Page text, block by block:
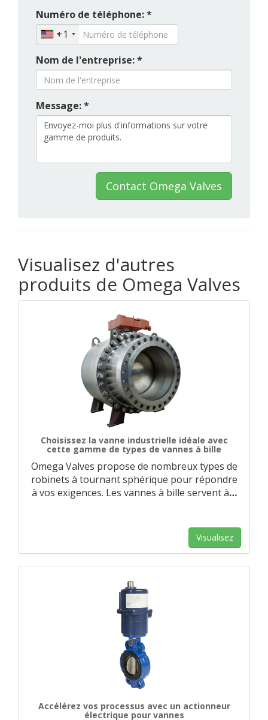
Numéro de téléphone: *
+1
Nom de l'entreprise: *
Message: *
Contact Omega Valves
Visualisez d'autres
produits de Omega Valves
Choisissez la vanne industrielle idéale avec
cette gamme de types de vannes à bille
Omega Valves propose de nombreux types de
robinets à tournant sphérique pour répondre
à vos exigences. Les vannes à bille servent à…
Visualisez
Accélérez vos processus avec un actionneur
électrique pour vannes